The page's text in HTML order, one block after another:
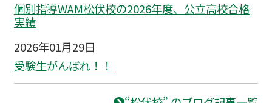
個別指導WAM松伏校の2026年度、公立高校合格
実績
2026年01月29日
受験生がんばれ！！